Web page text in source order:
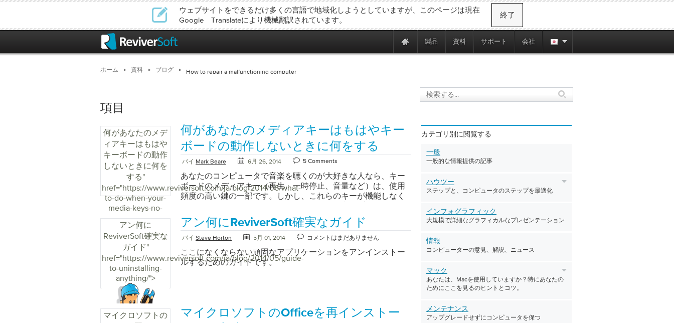
ウェブサイトをできるだけ多くの言語で地域化しようとしていますが、このページは現在
Google Translateにより機械翻訳されています。
終了
製品 資料 サポート 会社
ホーム 資料 ブログ How to repair a malfunctioning computer
項目
何があなたのメデ
ィアキーはもはや
キーボードの動作
しないときに何を
する"
href="https://www.reviversoft.com/ja/blog/2014/06/what-
to-do-when-your-
media-keys-no-
longer-work-on-
your-keyboard/">
何があなたのメディアキーはもはやキー
ボードの動作しないときに何をする
バイ Mark Beare 6月 26, 2014 5 Comments
あなたのコンピュータで音楽を聴くのが大好きな人なら、キー
ボードのメディアキー（再生、一時停止、音量など）は、使用
頻度の高い鍵の一部です。しかし、これらのキーが機能しなく
ナビゲートして、ソフトウェア内のコントロールを使用するこ
ともできますが、これを長時間かけて行うには多くの時間がか
かります。 メディアキーを修正して作業を再開する方法は次の
とおりです。 1. 開始に移動します。 2. [ローカルサービスの表
示]を検索して選択します。 3.そのダイアログが開いたら、
「Human Interface Device Access」までスクロールして開きま
ない場合は、コンピュータを再起動してみてください。コンピ
ュータを再起動してもまだ動作しない場合は、すべてのドライ
アン何に
ReviverSoft確実な
ガイド"
href="https://www.reviversoft.com/ja/blog/2014/05/guide-
to-uninstalling-
anything/">
アン何にReviverSoft確実なガイド
バイ Steve Horton 5月 01, 2014 コメントはまだありません
ここになくならない頑固なアプリケーションをアンインストー
ルするためのガイドです。
マイクロソフトの
マイクロソフトのOfficeを再インストー
カテゴリ別に閲覧する
一般
一般的な情報提供の記事
ハウツー
ステップと、コンピュータのステップを最適化
インフォグラフィック
大規模で詳細なグラフィカルなプレゼンテーション
情報
コンピューターの意見、解説、ニュース
マック
あなたは、Macを使用していますか？特にあなたの
ためにここを見るのヒントとコツ。
メンテナンス
アップグレードせずにコンピュータを保つ